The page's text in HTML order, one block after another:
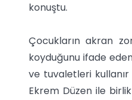
konuştu.
Çocukların akran
koyduğunu ifade
ve tuvaletleri kullanır
Ekrem Düzen ile